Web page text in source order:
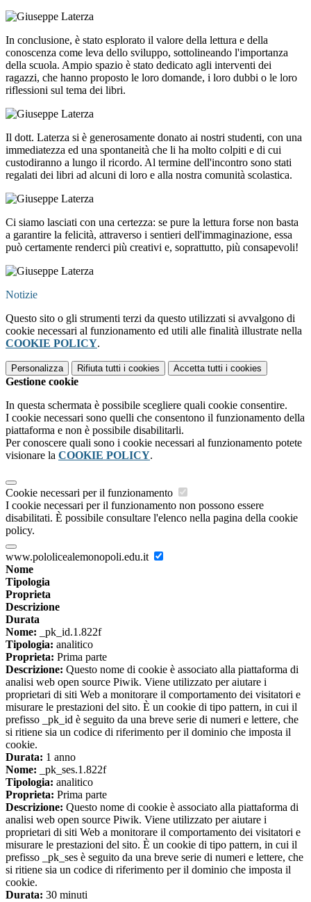
In conclusione, è stato esplorato il valore della lettura e della
conoscenza come leva dello sviluppo, sottolineando l'importanza
della scuola. Ampio spazio è stato dedicato agli interventi dei
ragazzi, che hanno proposto le loro domande, i loro dubbi o le loro
riflessioni sul tema dei libri.
Il dott. Laterza si è generosamente donato ai nostri studenti, con una
immediatezza ed una spontaneità che li ha molto colpiti e di cui
custodiranno a lungo il ricordo. Al termine dell'incontro sono stati
regalati dei libri ad alcuni di loro e alla nostra comunità scolastica.
Ci siamo lasciati con una certezza: se pure la lettura forse non basta
a garantire la felicità, attraverso i sentieri dell'immaginazione, essa
può certamente renderci più creativi e, soprattutto, più consapevoli!
Notizie
Questo sito o gli strumenti terzi da questo utilizzati si avvalgono di
cookie necessari al funzionamento ed utili alle finalità illustrate nella
COOKIE POLICY.
Personalizza Rifiuta tutti i cookies Accetta tutti i cookies
Gestione cookie
In questa schermata è possibile scegliere quali cookie consentire.
I cookie necessari sono quelli che consentono il funzionamento della
piattaforma e non è possibile disabilitarli.
Per conoscere quali sono i cookie necessari al funzionamento potete
visionare la COOKIE POLICY.
Cookie necessari per il funzionamento
I cookie necessari per il funzionamento non possono essere
disabilitati. È possibile consultare l'elenco nella pagina della cookie
policy.
www.pololicealemonopoli.edu.it
Nome
Tipologia
Proprieta
Descrizione
Durata
Nome: _pk_id.1.822f
Tipologia: analitico
Proprieta: Prima parte
Descrizione: Questo nome di cookie è associato alla piattaforma di
analisi web open source Piwik. Viene utilizzato per aiutare i
proprietari di siti Web a monitorare il comportamento dei visitatori e
misurare le prestazioni del sito. È un cookie di tipo pattern, in cui il
prefisso _pk_id è seguito da una breve serie di numeri e lettere, che
si ritiene sia un codice di riferimento per il dominio che imposta il
cookie.
Durata: 1 anno
Nome: _pk_ses.1.822f
Tipologia: analitico
Proprieta: Prima parte
Descrizione: Questo nome di cookie è associato alla piattaforma di
analisi web open source Piwik. Viene utilizzato per aiutare i
proprietari di siti Web a monitorare il comportamento dei visitatori e
misurare le prestazioni del sito. È un cookie di tipo pattern, in cui il
prefisso _pk_ses è seguito da una breve serie di numeri e lettere, che
si ritiene sia un codice di riferimento per il dominio che imposta il
cookie.
Durata: 30 minuti